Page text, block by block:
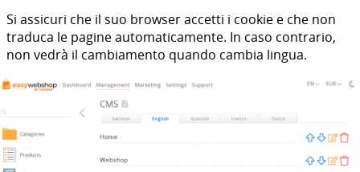
Si assicuri che il suo browser accetti i cookie e che non
traduca le pagine automaticamente. In caso contrario,
non vedrà il cambiamento quando cambia lingua.